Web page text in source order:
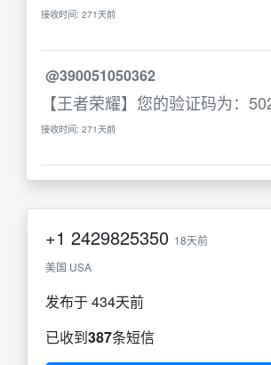
接收时间: 271天前
@390051050362
【王者荣耀】您的验证码为：
接收时间: 271天前
+1 2429825350 18天前
美国 USA
发布于 434天前
已收到387条短信